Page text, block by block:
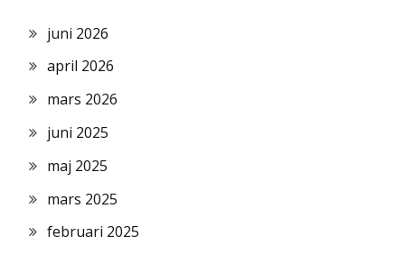
juni 2026
april 2026
mars 2026
juni 2025
maj 2025
mars 2025
februari 2025